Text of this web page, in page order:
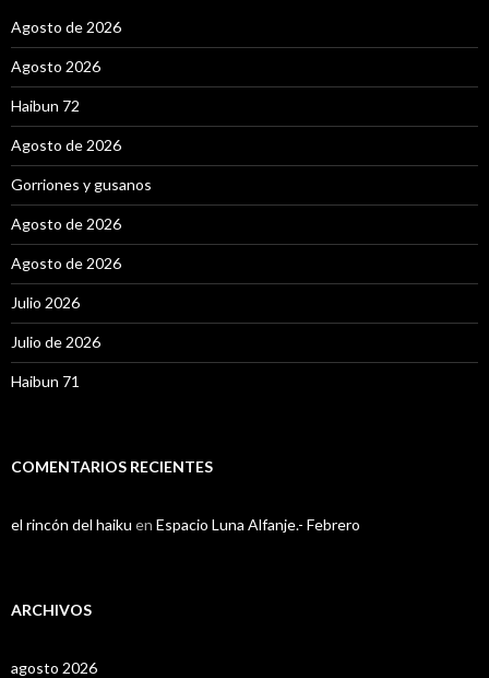
Agosto de 2026
Agosto 2026
Haibun 72
Agosto de 2026
Gorriones y gusanos
Agosto de 2026
Agosto de 2026
Julio 2026
Julio de 2026
Haibun 71
COMENTARIOS RECIENTES
el rincón del haiku en Espacio Luna Alfanje.- Febrero
ARCHIVOS
agosto 2026